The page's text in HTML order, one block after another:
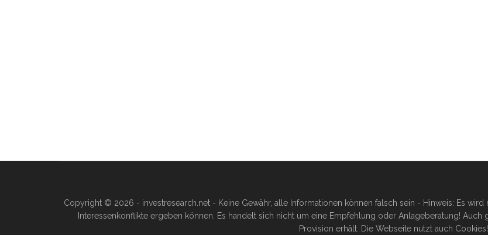
Copyright © 2026 - investresearch.net - Keine Gewähr, alle Informationen können falsch sein - Hinweis: Es
Interessenkonflikte ergeben können. Es handelt sich nicht um eine Empfehlung oder Anlageberatung!
Provision erhält. Die Webseite nutzt auch Cookies!